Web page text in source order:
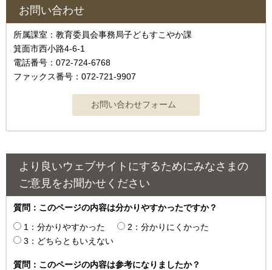
お問い合わせ
所属課室：教育委員会事務局子どもすこやか課
箕面市西小路4‐6‐1
電話番号：072-724-6768
ファックス番号：072-721-9907
より良いウェブサイトにするためにみなさまの
ご意見をお聞かせください
質問：このページの内容は分かりやすかったですか？
1：分かりやすかった
2：分かりにくかった
3：どちらともいえない
質問：このページの内容は参考になりましたか？